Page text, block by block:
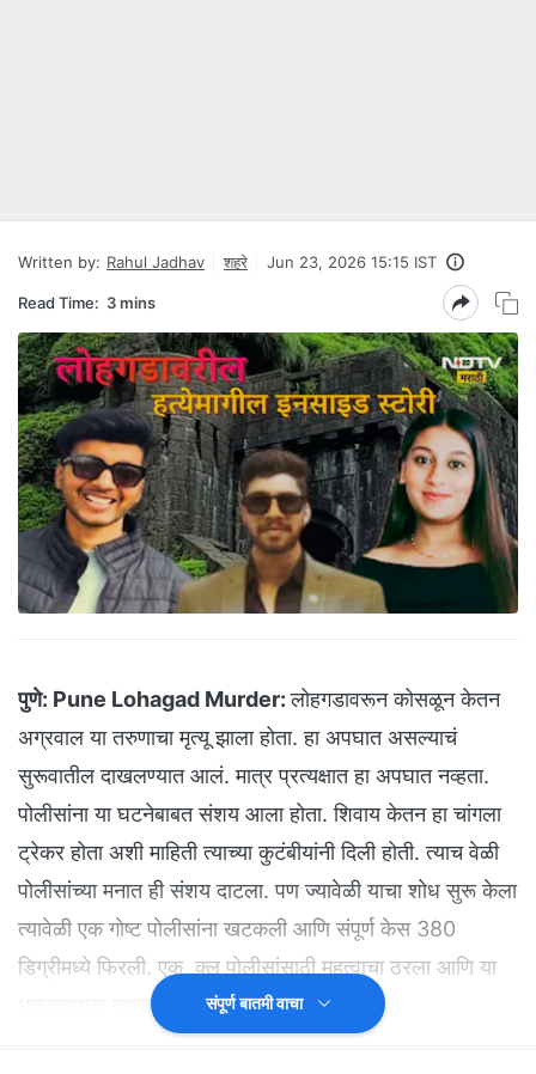
Written by: Rahul Jadhav शहरे Jun 23, 2026 15:15 IST
Read Time: 3 mins
पुणे: Pune Lohagad Murder:लोहगडावरून कोसळून केतन
अग्रवाल या तरुणाचा मृत्यू झाला होता. हा अपघात असल्याचं
सुरूवातील दाखलण्यात आलं. मात्र प्रत्यक्षात हा अपघात नव्हता.
पोलीसांना या घटनेबाबत संशय आला होता. शिवाय केतन हा चांगला
ट्रेकर होता अशी माहिती त्याच्या कुटंबीयांनी दिली होती. त्याच वेळी
पोलीसांच्या मनात ही संशय दाटला. पण ज्यावेळी याचा शोध सुरू केला
त्यावेळी एक गोष्ट पोलीसांना खटकली आणि संपूर्ण केस 380
डिग्रीमध्ये फिरली. एक क्लू पोलीसांसाठी महत्वाचा ठरला आणि या
धक्कादायक खूनचा उलगडा झाला.
संपूर्ण बातमी वाचा